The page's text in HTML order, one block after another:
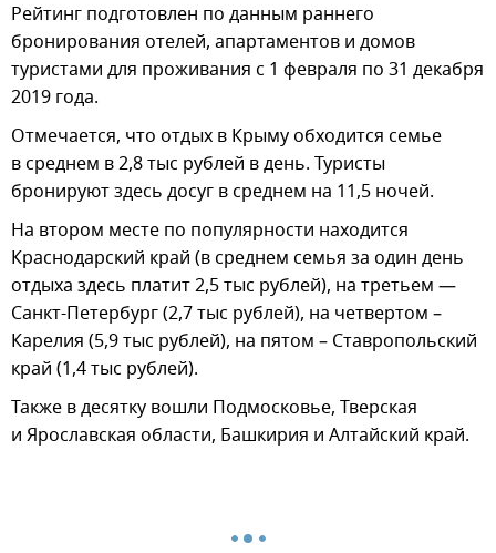
Рейтинг подготовлен по данным раннего
бронирования отелей, апартаментов и домов
туристами для проживания с 1 февраля по 31 декабря
2019 года.
Отмечается, что отдых в Крыму обходится семье
в среднем в 2,8 тыс рублей в день. Туристы
бронируют здесь досуг в среднем на 11,5 ночей.
На втором месте по популярности находится
Краснодарский край (в среднем семья за один день
отдыха здесь платит 2,5 тыс рублей), на третьем —
Санкт-Петербург (2,7 тыс рублей), на четвертом –
Карелия (5,9 тыс рублей), на пятом – Ставропольский
край (1,4 тыс рублей).
Также в десятку вошли Подмосковье, Тверская
и Ярославская области, Башкирия и Алтайский край.